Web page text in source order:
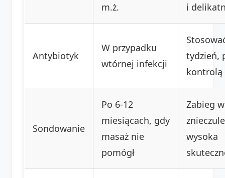
m.ż.
i
Antybiotyk
W przypadku
wtórnej infekcji
tydzień,
kontrolą
Sondowanie
Po 6-12
miesiącach, gdy
masaż nie
pomógł
Zabieg w
wysoka